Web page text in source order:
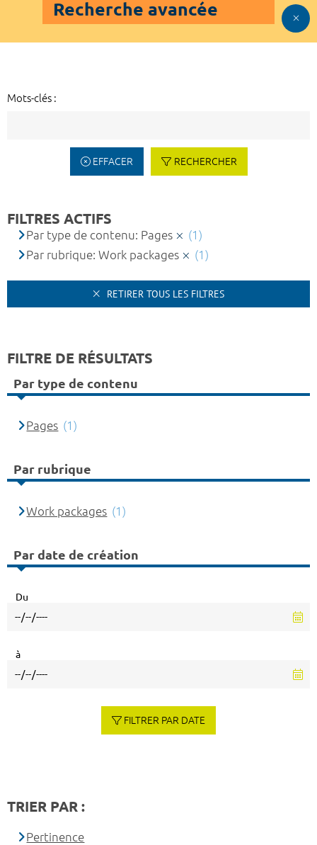
Recherche avancée
Mots-clés :
EFFACER RECHERCHER
FILTRES ACTIFS
Par type de contenu: Pages
(1)
Par rubrique: Work packages
(1)
RETIRER TOUS LES FILTRES
FILTRE DE RÉSULTATS
Par type de contenu
Pages (1)
Par rubrique
Work packages (1)
Par date de création
Du
à
FILTRER PAR DATE
TRIER PAR :
Pertinence